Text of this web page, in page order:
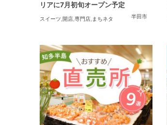
半田市
リアに7月初旬オープン予定
スイーツ,開店,専門店, まちネタ